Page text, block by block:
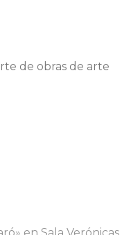
de obras de arte
en Sala Verónicas